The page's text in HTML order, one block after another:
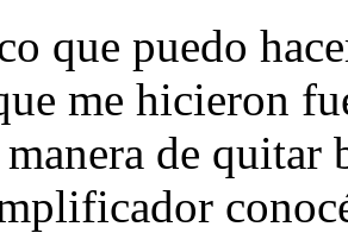
que puedo
me hicieron
de quitar